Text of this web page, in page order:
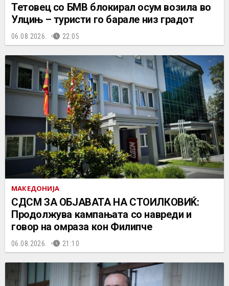
Тетовец со БМВ блокирал осум возила во
Улцињ – туристи го барале низ градот
06.08.2026. 22:05
МАКЕДОНИЈА
СДСМ ЗА ОБЈАВАТА НА СТОИЛКОВИЌ:
Продолжува кампањата со навреди и
говор на омраза кон Филипче
06.08.2026. 21:10